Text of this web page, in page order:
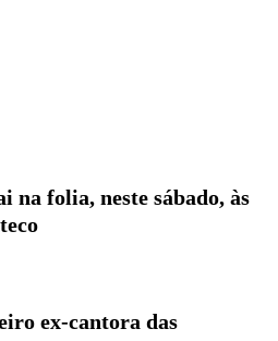
na folia, neste sábado, às
ex-cantora das